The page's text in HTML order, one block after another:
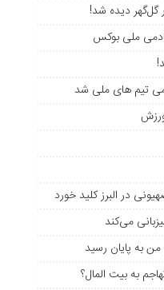
گل‌گهر دیده شد!
ملی بوکس
در البرز کلید خورد
می‌کند
من به پایان رسید
به بیت المال؟